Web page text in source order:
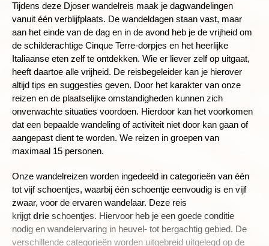
Tijdens deze Djoser wandelreis maak je dagwandelingen
vanuit één verblijfplaats. De wandeldagen staan vast, maar
aan het einde van de dag en in de avond heb je de vrijheid om
de schilderachtige Cinque Terre-dorpjes en het heerlijke
Italiaanse eten zelf te ontdekken. Wie er liever zelf op uitgaat,
heeft daartoe alle vrijheid. De reisbegeleider kan je hierover
altijd tips en suggesties geven. Door het karakter van onze
reizen en de plaatselijke omstandigheden kunnen zich
onverwachte situaties voordoen. Hierdoor kan het voorkomen
dat een bepaalde wandeling of activiteit niet door kan gaan of
aangepast dient te worden. We reizen in groepen van
maximaal 15 personen.
Onze wandelreizen worden ingedeeld in categorieën van één
tot vijf schoentjes, waarbij één schoentje eenvoudig is en vijf
zwaar, voor de ervaren wandelaar. Deze reis
krijgt drie schoentjes. Hiervoor heb je een goede conditie
nodig en wandelervaring in heuvel- tot bergachtig gebied. De
verschillende categorieën worden uitgebreid uitgelegd op de